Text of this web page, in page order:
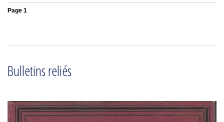
Page 1
Bulletins reliés